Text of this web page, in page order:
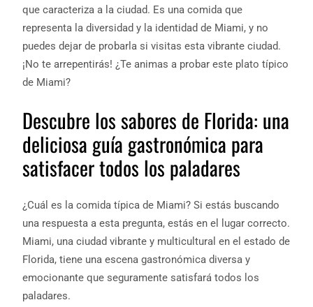
que caracteriza a la ciudad. Es una comida que
representa la diversidad y la identidad de Miami, y no
puedes dejar de probarla si visitas esta vibrante ciudad.
¡No te arrepentirás! ¿Te animas a probar este plato típico
de Miami?
Descubre los sabores de Florida: una
deliciosa guía gastronómica para
satisfacer todos los paladares
¿Cuál es la comida típica de Miami? Si estás buscando
una respuesta a esta pregunta, estás en el lugar correcto.
Miami, una ciudad vibrante y multicultural en el estado de
Florida, tiene una escena gastronómica diversa y
emocionante que seguramente satisfará todos los
paladares.